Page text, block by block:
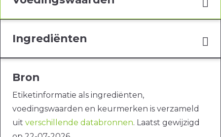
Ingrediënten
Bron
Etiketinformatie als ingrediënten,
voedingswaarden en keurmerken is verzameld
uit verschillende databronnen. Laatst gewijzigd